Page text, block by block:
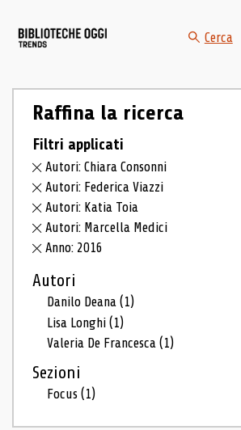
Cerca
Raffina la ricerca
Filtri applicati
Autori: Chiara Consonni
Autori: Federica Viazzi
Autori: Katia Toia
Autori: Marcella Medici
Anno: 2016
Autori
Danilo Deana(1)
Lisa Longhi(1)
Valeria De Francesca(1)
Sezioni
Focus(1)